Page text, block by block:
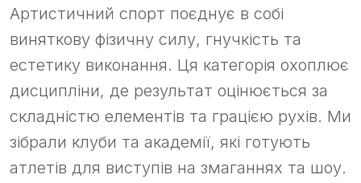
Артистичний спорт поєднує в собі
виняткову фізичну силу, гнучкість та
естетику виконання. Ця категорія охоплює
дисципліни, де результат оцінюється за
складністю елементів та грацією рухів. Ми
зібрали клуби та академії, які готують
атлетів для виступів на змаганнях та шоу.